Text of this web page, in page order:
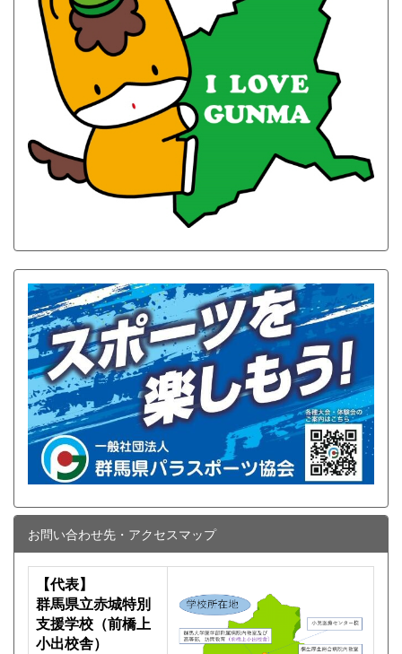
お問い合わせ先・アクセスマップ
【代表】
群馬県立赤城特別
支援学校（前橋上
小出校舎）